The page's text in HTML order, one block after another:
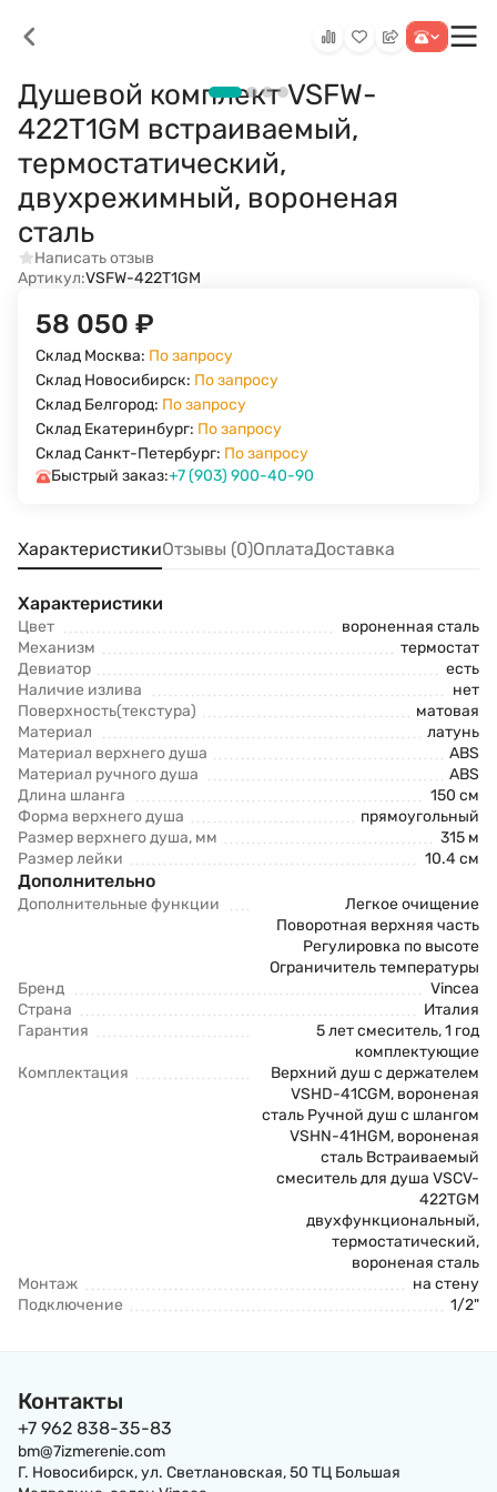
Душевой комплект VSFW-
422T1GM встраиваемый,
термостатический,
двухрежимный, вороненая
сталь
Написать отзыв
Артикул:VSFW-422T1GM
58 050 ₽
Склад Москва: По запросу
Склад Новосибирск: По запросу
Склад Белгород: По запросу
Склад Екатеринбург: По запросу
Склад Санкт-Петербург: По запросу
Быстрый заказ:+7 (903) 900-40-90
ХарактеристикиОтзывы (0)ОплатаДоставка
Характеристики
Цвет
вороненная сталь
Механизм
термостат
Девиатор
есть
Наличие излива
нет
Поверхность(текстура)
матовая
Материал
латунь
Материал верхнего душа
ABS
Материал ручного душа
ABS
Длина шланга
150 см
Форма верхнего душа
прямоугольный
Размер верхнего душа, мм
315 м
Размер лейки
10.4 см
Дополнительно
Дополнительные функции
Легкое очищение
Поворотная верхняя часть
Регулировка по высоте
Ограничитель температуры
Бренд
Vincea
Страна
Италия
Гарантия
5 лет смеситель, 1 год
комплектующие
Комплектация
Верхний душ с держателем
VSHD-41CGM, вороненая
сталь Ручной душ с шлангом
VSHN-41HGM, вороненая
сталь Встраиваемый
смеситель для душа VSCV-
422TGM
двухфункциональный,
термостатический,
вороненая сталь
Монтаж
на стену
Подключение
1/2"
Контакты
+7 962 838-35-83
bm@7izmerenie.com
Г. Новосибирск, ул. Светлановская, 50 ТЦ Большая